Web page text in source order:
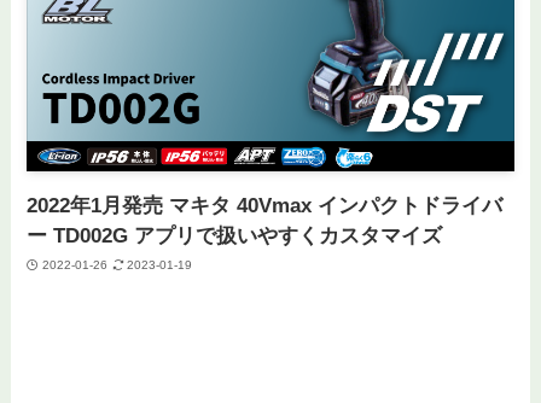
2022年1月発売 マキタ 40Vmax インパクトドライバ
ー TD002G アプリで扱いやすくカスタマイズ
2022-01-26 2023-01-19